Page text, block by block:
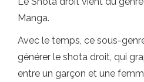
Manga.
Avec le temps, ce sous-
générer le shota droit, qui
entre un garçon et une